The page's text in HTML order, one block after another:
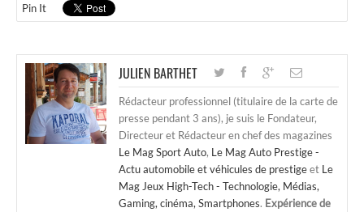
Pin It
JULIEN BARTHET
Rédacteur professionnel (titulaire de la carte de
presse pendant 3 ans), je suis le Fondateur,
Directeur et Rédacteur en chef des magazines
Le Mag Sport Auto, Le Mag Auto Prestige -
Actu automobile et véhicules de prestigeet Le
Mag Jeux High-Tech - Technologie, Médias,
Gaming, cinéma, Smartphones. Expérience de